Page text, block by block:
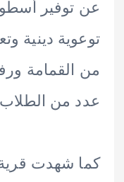
أسطوانات
ورفع
من الطلاب
شهدت قرية